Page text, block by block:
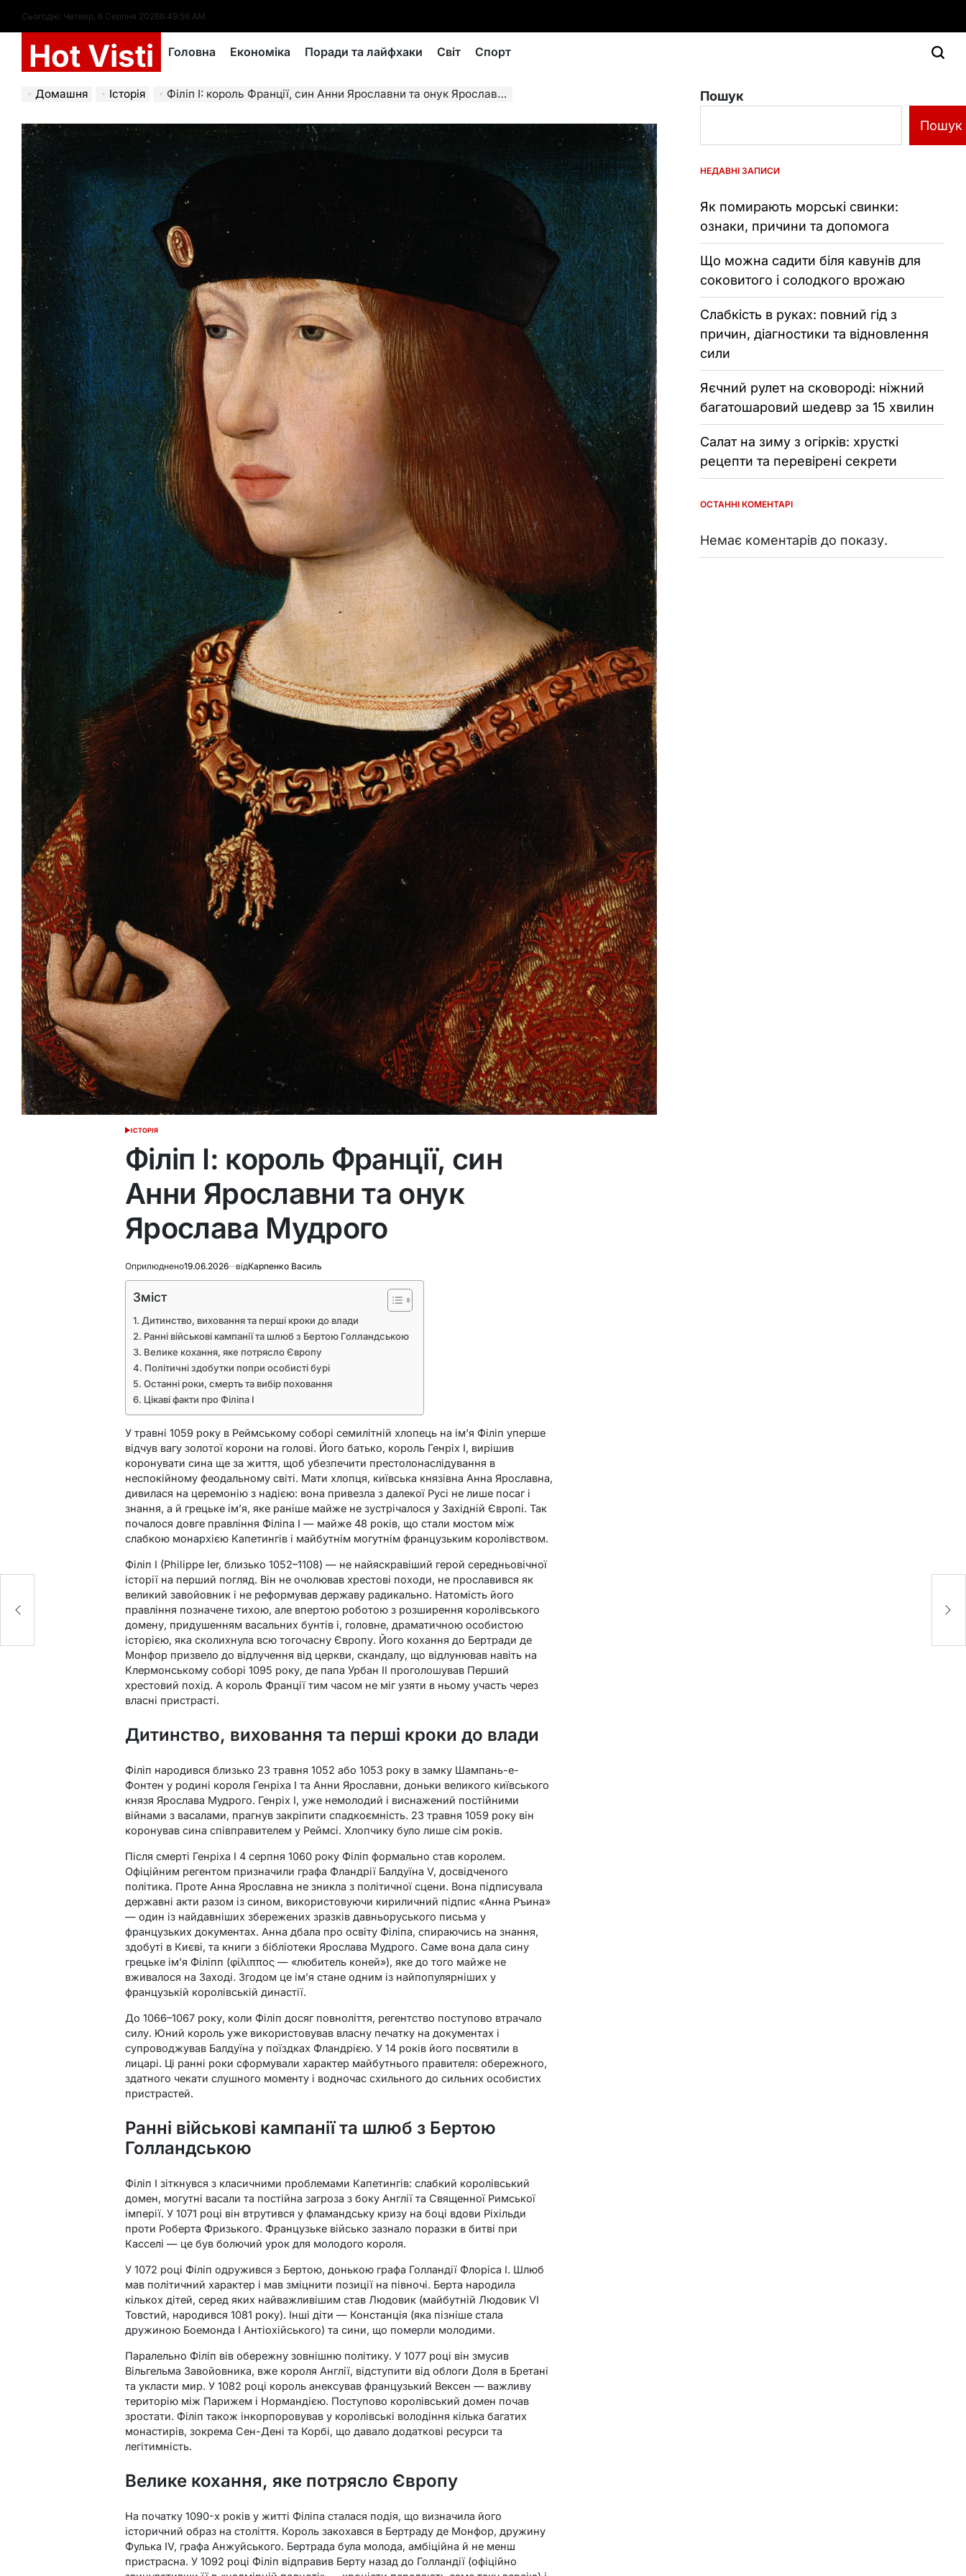
вмісту
Сьогодні: Четвер, 6 Серпня 20266:49:58 AM
Hot Visti Головна Економіка Поради та лайфхаки Світ Спорт
Домашня Історія Філіп I: король Франції, син Анни Ярославни та онук Ярослава Мудрого
ОПУБЛІКУВАТИ
ІСТОРІЯ
Філіп I: король Франції, син
Анни Ярославни та онук
Ярослава Мудрого
Оприлюднено19.06.2026 відКарпенко Василь
Зміст
Дитинство, виховання та перші кроки до влади
Ранні військові кампанії та шлюб з Бертою Голландською
Велике кохання, яке потрясло Європу
Політичні здобутки попри особисті бурі
Останні роки, смерть та вибір поховання
Цікаві факти про Філіпа I
У травні 1059 року в Реймському соборі семилітній хлопець на ім’я Філіп уперше
відчув вагу золотої корони на голові. Його батько, король Генріх I, вирішив
коронувати сина ще за життя, щоб убезпечити престолонаслідування в
неспокійному феодальному світі. Мати хлопця, київська князівна Анна Ярославна,
дивилася на церемонію з надією: вона привезла з далекої Русі не лише посаг і
знання, а й грецьке ім’я, яке раніше майже не зустрічалося у Західній Європі. Так
почалося довге правління Філіпа I — майже 48 років, що стали мостом між
слабкою монархією Капетингів і майбутнім могутнім французьким королівством.
Філіп I (Philippe Ier, близько 1052–1108) — не найяскравіший герой середньовічної
історії на перший погляд. Він не очолював хрестові походи, не прославився як
великий завойовник і не реформував державу радикально. Натомість його
правління позначене тихою, але впертою роботою з розширення королівського
домену, придушенням васальних бунтів і, головне, драматичною особистою
історією, яка сколихнула всю тогочасну Європу. Його кохання до Бертради де
Монфор призвело до відлучення від церкви, скандалу, що відлунював навіть на
Клермонському соборі 1095 року, де папа Урбан II проголошував Перший
хрестовий похід. А король Франції тим часом не міг узяти в ньому участь через
власні пристрасті.
Дитинство, виховання та перші кроки до влади
Філіп народився близько 23 травня 1052 або 1053 року в замку Шампань-е-
Фонтен у родині короля Генріха I та Анни Ярославни, доньки великого київського
князя Ярослава Мудрого. Генріх I, уже немолодий і виснажений постійними
війнами з васалами, прагнув закріпити спадкоємність. 23 травня 1059 року він
коронував сина співправителем у Реймсі. Хлопчику було лише сім років.
Після смерті Генріха I 4 серпня 1060 року Філіп формально став королем.
Офіційним регентом призначили графа Фландрії Балдуїна V, досвідченого
політика. Проте Анна Ярославна не зникла з політичної сцени. Вона підписувала
державні акти разом із сином, використовуючи кириличний підпис «Анна Ръина»
— один із найдавніших збережених зразків давньоруського письма у
французьких документах. Анна дбала про освіту Філіпа, спираючись на знання,
здобуті в Києві, та книги з бібліотеки Ярослава Мудрого. Саме вона дала сину
грецьке ім’я Філіпп (φίλιππος — «любитель коней»), яке до того майже не
вживалося на Заході. Згодом це ім’я стане одним із найпопулярніших у
французькій королівській династії.
До 1066–1067 року, коли Філіп досяг повноліття, регентство поступово втрачало
силу. Юний король уже використовував власну печатку на документах і
супроводжував Балдуїна у поїздках Фландрією. У 14 років його посвятили в
лицарі. Ці ранні роки сформували характер майбутнього правителя: обережного,
здатного чекати слушного моменту і водночас схильного до сильних особистих
пристрастей.
Ранні військові кампанії та шлюб з Бертою
Голландською
Філіп I зіткнувся з класичними проблемами Капетингів: слабкий королівський
домен, могутні васали та постійна загроза з боку Англії та Священної Римської
імперії. У 1071 році він втрутився у фламандську кризу на боці вдови Ріхільди
проти Роберта Фризького. Французьке військо зазнало поразки в битві при
Касселі — це був болючий урок для молодого короля.
У 1072 році Філіп одружився з Бертою, донькою графа Голландії Флоріса I. Шлюб
мав політичний характер і мав зміцнити позиції на півночі. Берта народила
кількох дітей, серед яких найважливішим став Людовик (майбутній Людовик VI
Товстий, народився 1081 року). Інші діти — Констанція (яка пізніше стала
дружиною Боемонда I Антіохійського) та сини, що померли молодими.
Паралельно Філіп вів обережну зовнішню політику. У 1077 році він змусив
Вільгельма Завойовника, вже короля Англії, відступити від облоги Доля в Бретані
та укласти мир. У 1082 році король анексував французький Вексен — важливу
територію між Парижем і Нормандією. Поступово королівський домен почав
зростати. Філіп також інкорпоровував у королівські володіння кілька багатих
монастирів, зокрема Сен-Дені та Корбі, що давало додаткові ресурси та
легітимність.
Велике кохання, яке потрясло Європу
На початку 1090-х років у житті Філіпа сталася подія, що визначила його
історичний образ на століття. Король закохався в Бертраду де Монфор, дружину
Фулька IV, графа Анжуйського. Бертрада була молода, амбіційна й не менш
пристрасна. У 1092 році Філіп відправив Берту назад до Голландії (офіційно
Пошук
Пошук
НЕДАВНІ ЗАПИСИ
Як помирають морські свинки:
ознаки, причини та допомога
Що можна садити біля кавунів для
соковитого і солодкого врожаю
Слабкість в руках: повний гід з
причин, діагностики та відновлення
сили
Яєчний рулет на сковороді: ніжний
багатошаровий шедевр за 15 хвилин
Салат на зиму з огірків: хрусткі
рецепти та перевірені секрети
ОСТАННІ КОМЕНТАРІ
Немає коментарів до показу.